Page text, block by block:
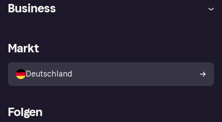
Klarna App
Shops entdecken
Käuferschutzrichtlinie
Dein Widerrufsrecht
Business
Händlerportal
Markt
Deutschland
Folgen